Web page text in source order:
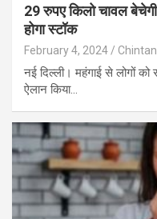
29 रुपए किलो चावल बेचेगी
होगा स्टॉक
February 4, 2024
नई दिल्ली। महंगाई से लोगों को
ऐलान किया…